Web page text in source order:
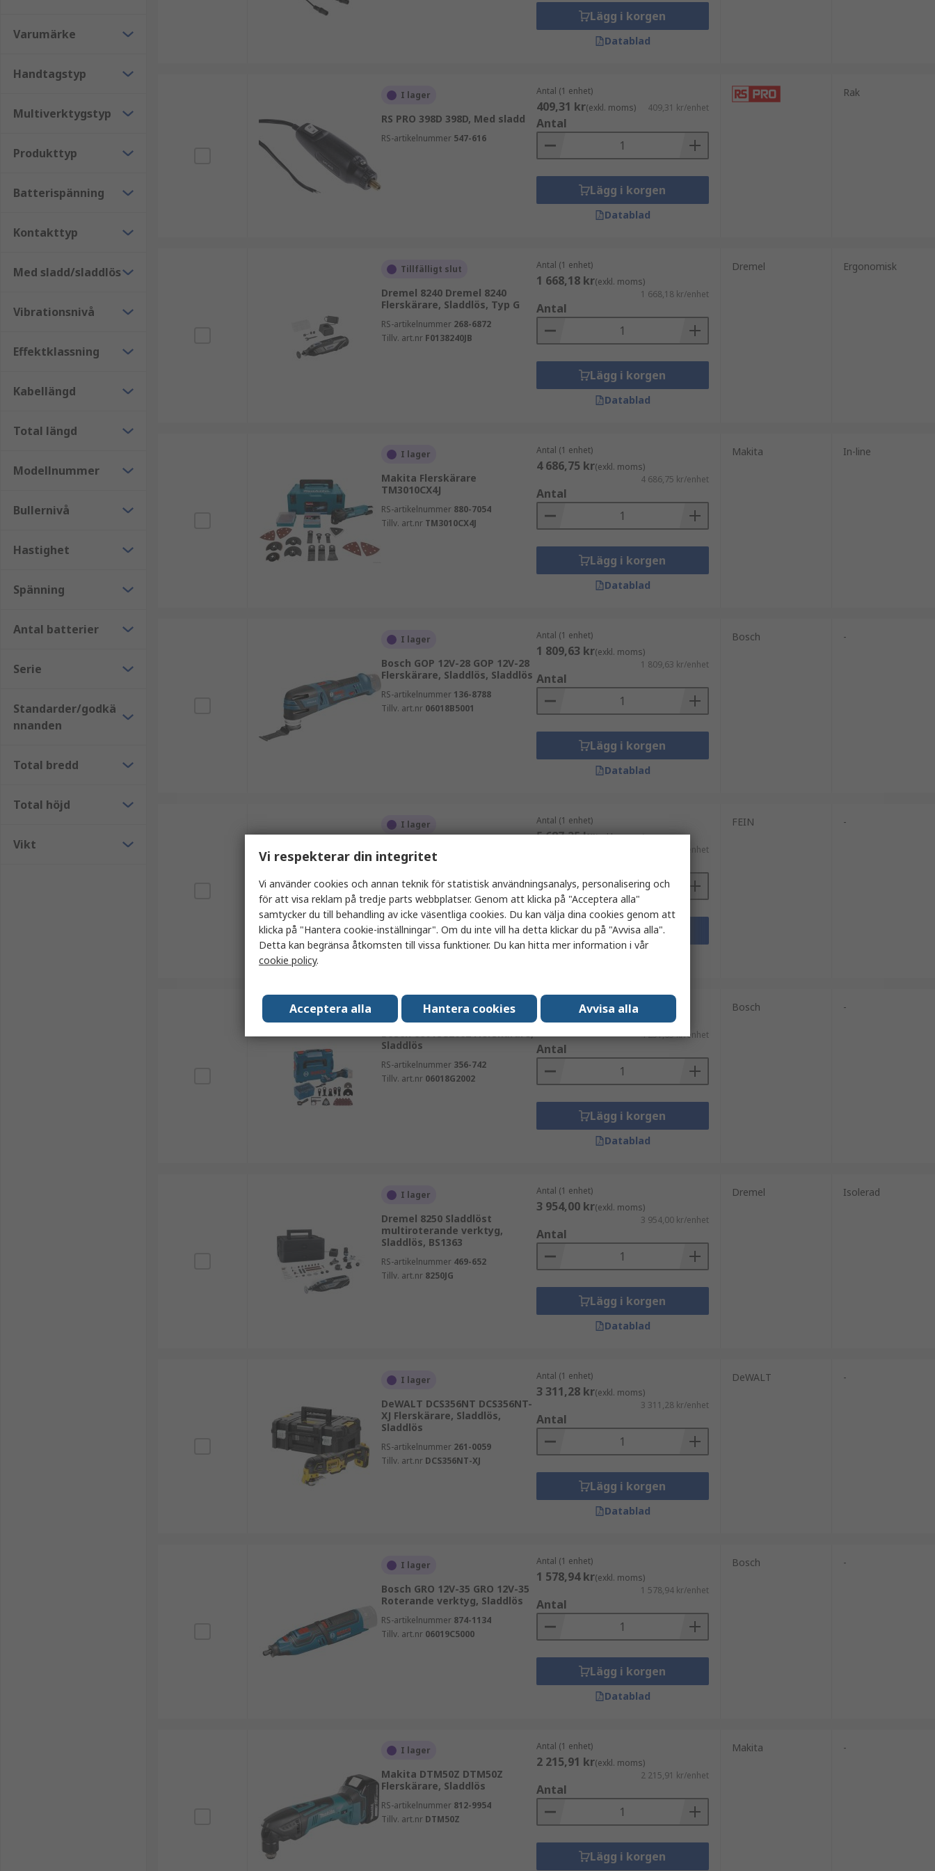
Varumärke
Handtagstyp
Multiverktygstyp
Produkttyp
Batterispänning
Kontakttyp
Med sladd/sladdlös
Vibrationsnivå
Effektklassning
Kabellängd
Total längd
Modellnummer
Bullernivå
Hastighet
Spänning
Antal batterier
Serie
Standarder/godkä
nnanden
Total bredd
Total höjd
Vikt
Lägg i korgen
Datablad
I lager
RS PRO 398D 398D, Med sladd
RS-artikelnummer 547-616
Antal (1 enhet)
409,31 kr(exkl. moms) 409,31 kr/enhet
Antal
Lägg i korgen
Datablad
Rak
Tillfälligt slut
Dremel 8240 Dremel 8240
Flerskärare, Sladdlös, Typ G
RS-artikelnummer 268-6872
Tillv. art.nr F0138240JB
Antal (1 enhet)
1 668,18 kr(exkl. moms)
1 668,18 kr/enhet
Antal
Lägg i korgen
Datablad
Dremel Ergonomisk
I lager
Makita Flerskärare
TM3010CX4J
RS-artikelnummer 880-7054
Tillv. art.nr TM3010CX4J
Antal (1 enhet)
4 686,75 kr(exkl. moms)
4 686,75 kr/enhet
Antal
Lägg i korgen
Datablad
Makita In-line
I lager
Bosch GOP 12V-28 GOP 12V-28
Flerskärare, Sladdlös, Sladdlös
RS-artikelnummer 136-8788
Tillv. art.nr 06018B5001
Antal (1 enhet)
1 809,63 kr(exkl. moms)
1 809,63 kr/enhet
Antal
Lägg i korgen
Datablad
Bosch -
I lager
FEIN Flerskärare
RS-artikelnummer
Tillv. art.nr72296864000
Antal (1 enhet)
5 687,25 kr(exkl. moms)
5 687,25 kr/enhet
Lägg i korgen
FEIN -
I lager
Bosch 06018G2002 Flerskärare,
Sladdlös
RS-artikelnummer 356-742
Tillv. art.nr 06018G2002
Antal (1 enhet)
4 251,65 kr(exkl. moms)
4 251,65 kr/enhet
Antal
Lägg i korgen
Datablad
Bosch -
I lager
Dremel 8250 Sladdlöst
multiroterande verktyg,
Sladdlös, BS1363
RS-artikelnummer 469-652
Tillv. art.nr 8250JG
Antal (1 enhet)
3 954,00 kr(exkl. moms)
3 954,00 kr/enhet
Antal
Lägg i korgen
Datablad
Dremel Isolerad
I lager
DeWALT DCS356NT DCS356NT-
XJ Flerskärare, Sladdlös,
Sladdlös
RS-artikelnummer 261-0059
Tillv. art.nr DCS356NT-XJ
Antal (1 enhet)
3 311,28 kr(exkl. moms)
3 311,28 kr/enhet
Antal
Lägg i korgen
Datablad
DeWALT -
I lager
Bosch GRO 12V-35 GRO 12V-35
Roterande verktyg, Sladdlös
RS-artikelnummer 874-1134
Tillv. art.nr 06019C5000
Antal (1 enhet)
1 578,94 kr(exkl. moms)
1 578,94 kr/enhet
Antal
Lägg i korgen
Datablad
Bosch -
I lager
Makita DTM50Z DTM50Z
Flerskärare, Sladdlös
RS-artikelnummer 812-9954
Tillv. art.nr DTM50Z
Antal (1 enhet)
2 215,91 kr(exkl. moms)
2 215,91 kr/enhet
Antal
Lägg i korgen
Makita -
Vi respekterar din integritet
Vi använder cookies och annan teknik för statistisk användningsanalys, personalisering och
för att visa reklam på tredje parts webbplatser. Genom att klicka på "Acceptera alla"
samtycker du till behandling av icke väsentliga cookies. Du kan välja dina cookies genom att
klicka på "Hantera cookie-inställningar". Om du inte vill ha detta klickar du på "Avvisa alla".
Detta kan begränsa åtkomsten till vissa funktioner. Du kan hitta mer information i vår
cookie policy.
Acceptera alla Hantera cookies Avvisa alla